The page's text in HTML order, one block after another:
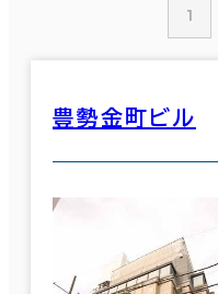
1
豊勢金町ビル